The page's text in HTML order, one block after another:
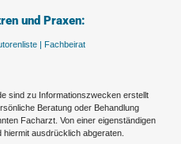
und Praxen:
| Fachbeirat
sind zu Informationszwecken erstellt
Beratung oder Behandlung
Facharzt. Von einer eigenständigen
ausdrücklich abgeraten.